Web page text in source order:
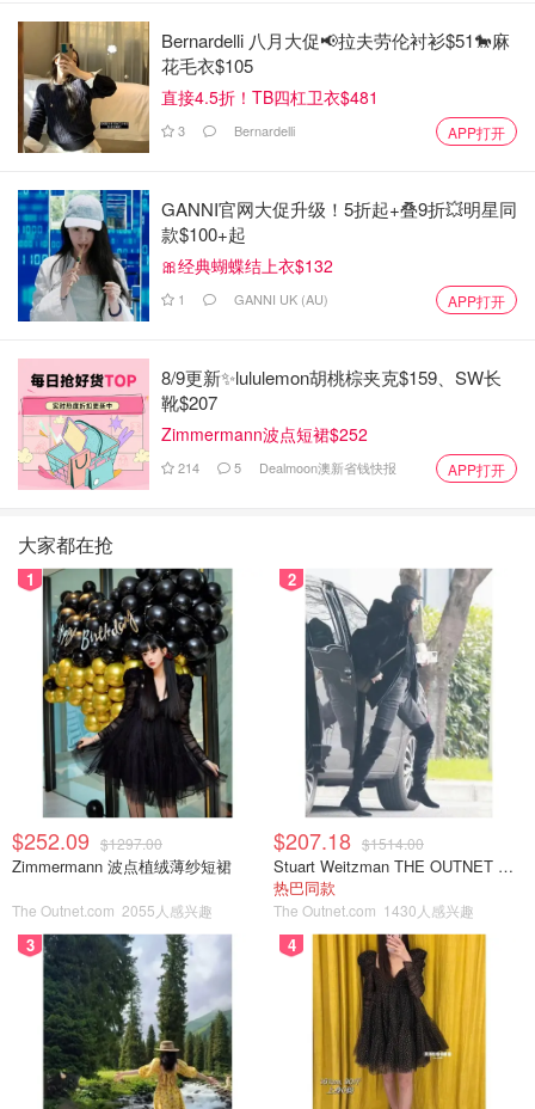
Bernardelli 八月大促📢拉夫劳伦衬衫$51🐎麻
花毛衣$105
直接4.5折！TB四杠卫衣$481
3 Bernardelli APP打开
GANNI官网大促升级！5折起+叠9折💥明星同
款$100+起
🎀经典蝴蝶结上衣$132
1 GANNI UK (AU) APP打开
8/9更新✨lululemon胡桃棕夹克$159、SW长
靴$207
Zimmermann波点短裙$252
214 5 Dealmoon澳新省钱快报 APP打开
大家都在抢
1
$252.09 $1297.00
Zimmermann 波点植绒薄纱短裙
The Outnet.com 2055人感兴趣
2
$207.18 $1514.00
Stuart Weitzman THE OUTNET 麂皮过膝靴 黑色
热巴同款
The Outnet.com 1430人感兴趣
3 4